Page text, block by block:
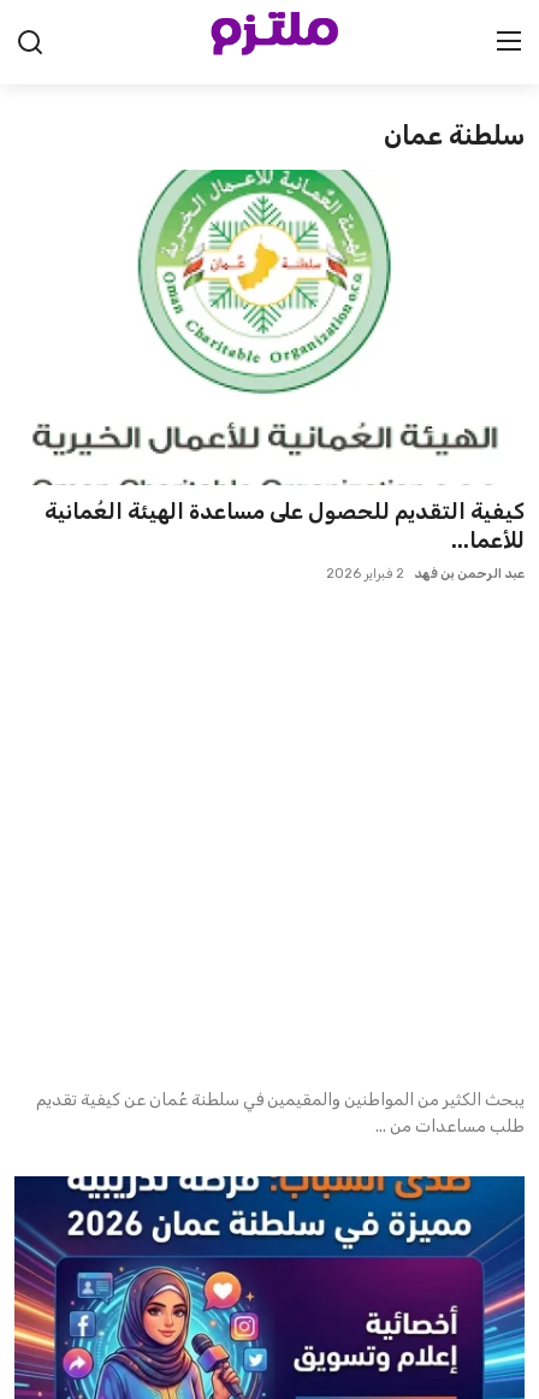
البحرين
سلطنة عمان
مصر
سلطنة عمان
كيفية التقديم للحصول على مساعدة الهيئة العُمانية
للأعما...
عبد الرحمن بن فهد 2 فبراير 2026
يبحث الكثير من المواطنين والمقيمين في سلطنة عُمان عن كيفية تقديم
طلب مساعدات من ...